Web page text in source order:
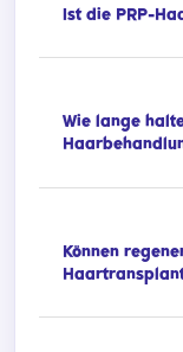
Ist die PRP-
Wie lange
Können